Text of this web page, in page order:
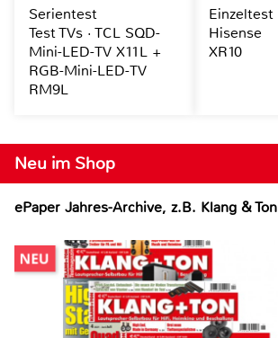
Neu im Shop
ePaper Jahres-Archive, z.B. Klang & Ton
Serientest
Test TVs · TCL SQD-
Mini-LED-TV X11L +
RGB-Mini-LED-TV
RM9L
Einzeltest
Hisense
XR10